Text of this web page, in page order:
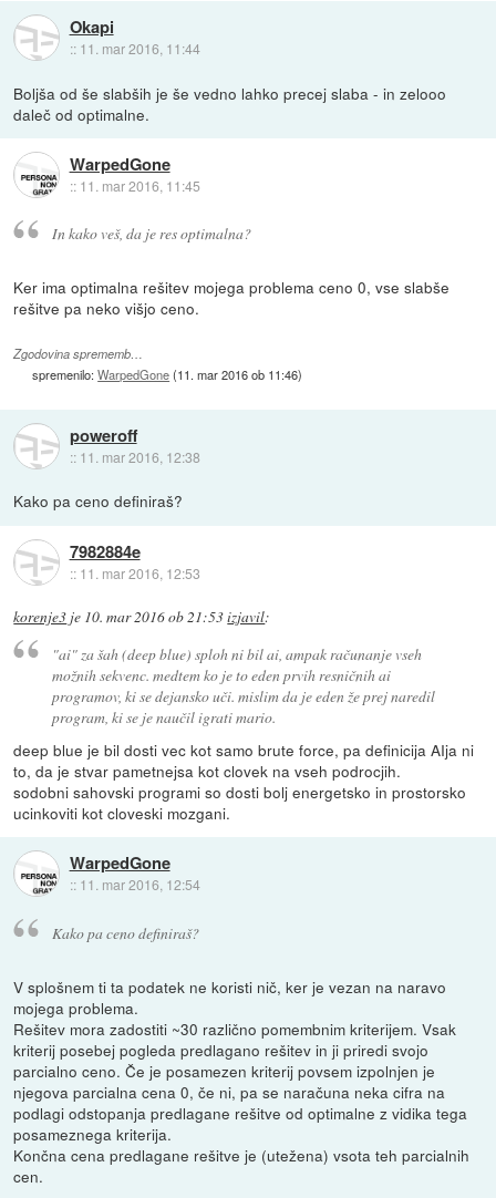
Okapi
:: 11. mar 2016, 11:44
Boljša od še slabših je še vedno lahko precej slaba - in zelooo
daleč od optimalne.
WarpedGone
:: 11. mar 2016, 11:45
In kako veš, da je res optimalna?
Ker ima optimalna rešitev mojega problema ceno 0, vse slabše
rešitve pa neko višjo ceno.
Zgodovina sprememb…
spremenilo:WarpedGone(11. mar 2016 ob 11:46)
poweroff
:: 11. mar 2016, 12:38
Kako pa ceno definiraš?
7982884e
:: 11. mar 2016, 12:53
korenje3 je 10. mar 2016 ob 21:53izjavil:
"ai" za šah (deep blue) sploh ni bil ai, ampak računanje vseh
možnih sekvenc. medtem ko je to eden prvih resničnih ai
programov, ki se dejansko uči. mislim da je eden že prej naredil
program, ki se je naučil igrati mario.
deep blue je bil dosti vec kot samo brute force, pa definicija AIja ni
to, da je stvar pametnejsa kot clovek na vseh podrocjih.
sodobni sahovski programi so dosti bolj energetsko in prostorsko
ucinkoviti kot cloveski mozgani.
WarpedGone
:: 11. mar 2016, 12:54
Kako pa ceno definiraš?
V splošnem ti ta podatek ne koristi nič, ker je vezan na naravo
mojega problema.
Rešitev mora zadostiti ~30 različno pomembnim kriterijem. Vsak
kriterij posebej pogleda predlagano rešitev in ji priredi svojo
parcialno ceno. Če je posamezen kriterij povsem izpolnjen je
njegova parcialna cena 0, če ni, pa se naračuna neka cifra na
podlagi odstopanja predlagane rešitve od optimalne z vidika tega
posameznega kriterija.
Končna cena predlagane rešitve je (utežena) vsota teh parcialnih
cen.